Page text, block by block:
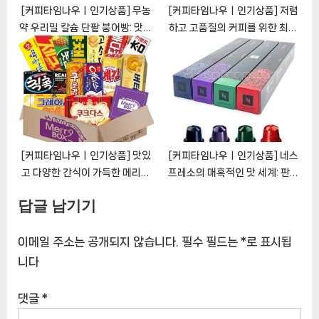
[커피타임나우ㅣ인기상품] 무농
약 우리밀 칼슘 단팥 붕어빵: 맛과
영양의 완벽한 조화
[CoffeeTimeNOWㅣ추천상
품]
[커피타임나우ㅣ인기상품] 저렴
하고 고품질의 커피를 위한 최고
의 선택: 커클랜드 스타벅스 에스
프레소 블렌드
[CoffeeTimeNOWㅣ추천상
품]
[커피타임나우ㅣ인기상품] 맛있
고 다양한 간식이 가득한 메리박
한 조화 [CoffeeTimeNOWㅣ
[커피타임나우ㅣ인기상품] 네스
프레소의 매혹적인 맛 세계: 판매
답글 남기기
이메일 주소는 공개되지 않습니다. 필수 필드는 *로 표시됩
니다
댓글 *